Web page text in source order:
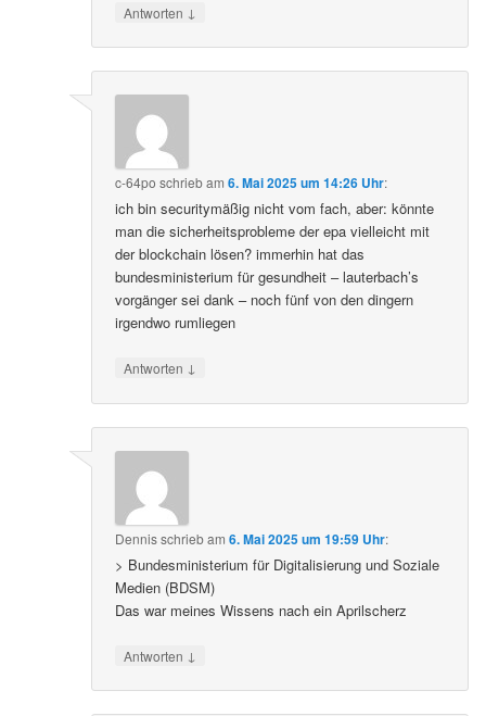
Antworten ↓
c-64po schriebam6. Mai 2025 um 14:26 Uhr:
ich bin securitymäßig nicht vom fach, aber: könnte
man die sicherheitsprobleme der epa vielleicht mit
der blockchain lösen? immerhin hat das
bundesministerium für gesundheit – lauterbach’s
vorgänger sei dank – noch fünf von den dingern
irgendwo rumliegen
Antworten ↓
Dennisschriebam6. Mai 2025 um 19:59 Uhr:
> Bundesministerium für Digitalisierung und Soziale
Medien (BDSM)
Das war meines Wissens nach ein Aprilscherz
Antworten ↓